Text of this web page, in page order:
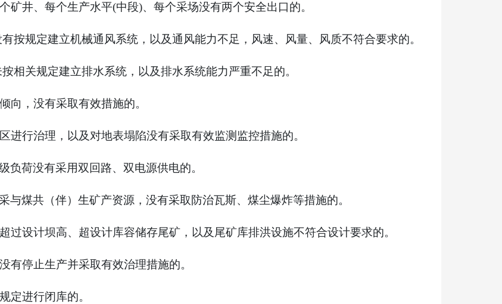
矿井、每个生产水平(中段)、每个采场没有两个安全出口的。
按规定建立机械通风系统，以及通风能力不足，风速、风量、风质不符合要求的。
相关规定建立排水系统，以及排水系统能力严重不足的。
向，没有采取有效措施的。
进行治理，以及对地表塌陷没有采取有效监测监控措施的。
负荷没有采用双回路、双电源供电的。
与煤共（伴）生矿产资源，没有采取防治瓦斯、煤尘爆炸等措施的。
过设计坝高、超设计库容储存尾矿，以及尾矿库排洪设施不符合设计要求的。
有停止生产并采取有效治理措施的。
定进行闭库的。